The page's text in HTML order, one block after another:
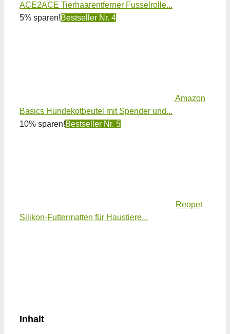
ACE2ACE Tierhaarentferner Fusselrolle...
5% sparen!Bestseller Nr. 4
Amazon
Basics Hundekotbeutel mit Spender und...
10% sparen!Bestseller Nr. 5
Reopet
Silikon-Futtermatten für Haustiere...
Inhalt